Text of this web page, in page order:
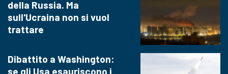
della Russia. Ma
sull'Ucraina non si vuol
trattare
Dibattito a Washington:
se gli Usa esauriscono i